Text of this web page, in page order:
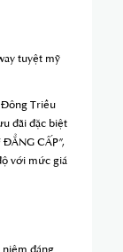
tuyệt mỹ
Đông Triều
đãi đặc biệt
CẤP”,
với mức giá